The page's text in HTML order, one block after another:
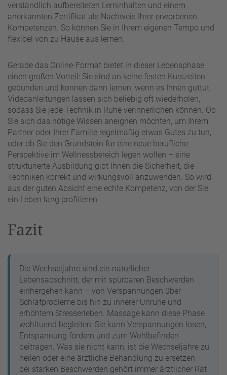
verständlich aufbereiteten Lerninhalten und einem
anerkannten Zertifikat als Nachweis Ihrer erworbenen
Kompetenzen. So können Sie in Ihrem eigenen Tempo und
flexibel von zu Hause aus lernen.
Gerade das Online-Format bietet in dieser Lebensphase
einen großen Vorteil: Sie sind an keine festen Kurszeiten
gebunden und können dann lernen, wenn es Ihnen guttut.
Videoanleitungen lassen sich beliebig oft wiederholen,
sodass Sie jede Technik in Ruhe verinnerlichen können. Ob
Sie sich das nötige Wissen aneignen möchten, um Ihrem
Partner oder Ihrer Familie regelmäßig etwas Gutes zu tun,
oder ob Sie den Grundstein für eine neue berufliche
Perspektive im Wellnessbereich legen wollen – eine
strukturierte Ausbildung gibt Ihnen die Sicherheit, die
Techniken korrekt und wirkungsvoll anzuwenden. So wird
aus der guten Absicht eine echte Kompetenz, von der Sie
ein Leben lang profitieren.
Fazit
Die Wechseljahre sind ein natürlicher
Lebensabschnitt, der mit spürbaren Beschwerden
einhergehen kann – von Verspannungen über
Schlafprobleme bis hin zu innerer Unruhe und
erhöhtem Stresserleben. Massage kann diese Phase
wohltuend begleiten: Sie kann Verspannungen lösen,
Entspannung fördern und zum Wohlbefinden
beitragen. Was sie nicht kann, ist die Wechseljahre zu
heilen oder eine ärztliche Behandlung zu ersetzen –
bei starken Beschwerden gehört immer ärztlicher Rat